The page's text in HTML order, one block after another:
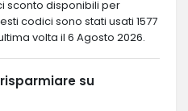
sconto disponibili per
codici sono stati usati 1577
volta il 6 Agosto 2026.
su